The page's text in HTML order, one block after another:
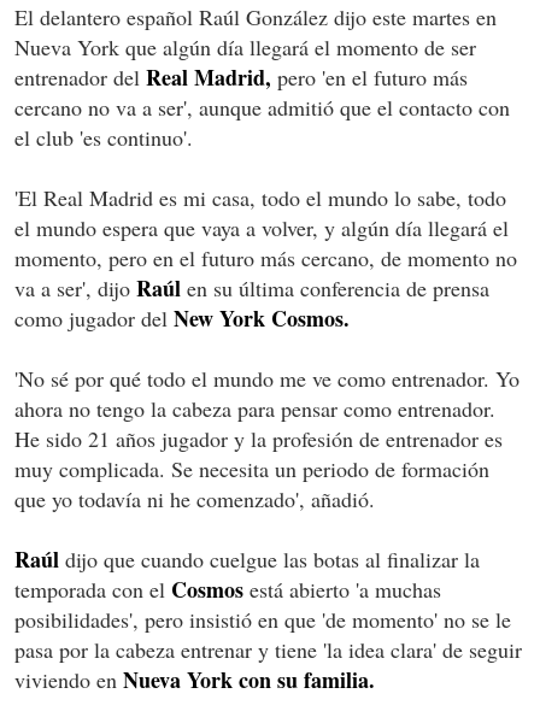
El delantero español Raúl González dijo este martes en
Nueva York que algún día llegará el momento de ser
entrenador del Real Madrid, pero 'en el futuro más
cercano no va a ser', aunque admitió que el contacto con
el club 'es continuo'.
'El Real Madrid es mi casa, todo el mundo lo sabe, todo
el mundo espera que vaya a volver, y algún día llegará el
momento, pero en el futuro más cercano, de momento no
va a ser', dijo Raúl en su última conferencia de prensa
como jugador del New York Cosmos.
'No sé por qué todo el mundo me ve como entrenador. Yo
ahora no tengo la cabeza para pensar como entrenador.
He sido 21 años jugador y la profesión de entrenador es
muy complicada. Se necesita un periodo de formación
que yo todavía ni he comenzado', añadió.
Raúl dijo que cuando cuelgue las botas al finalizar la
temporada con el Cosmos está abierto 'a muchas
posibilidades', pero insistió en que 'de momento' no se le
pasa por la cabeza entrenar y tiene 'la idea clara' de seguir
viviendo en Nueva York con su familia.